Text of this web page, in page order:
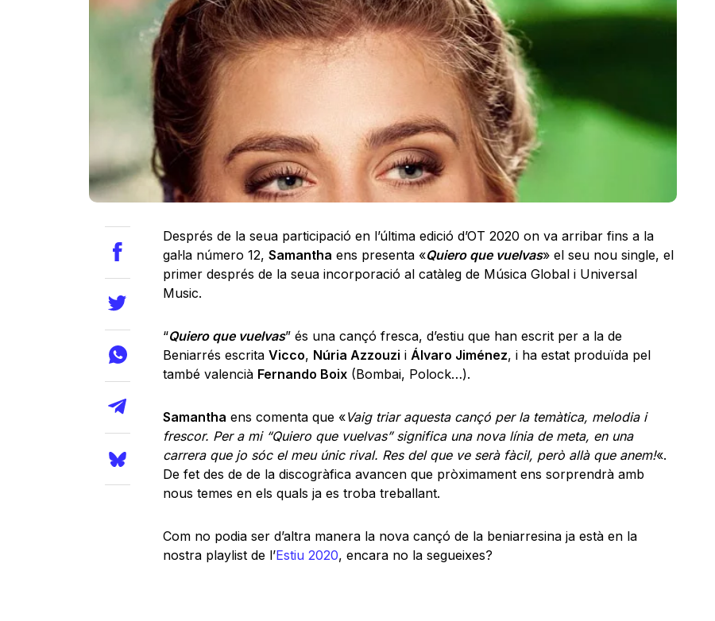
Després de la seua participació en l’última edició d’OT 2020 on va arribar fins a la
gal·la número 12, Samantha ens presenta «Quiero que vuelvas» el seu nou single, el
primer després de la seua incorporació al catàleg de Música Global i Universal
Music.
“Quiero que vuelvas” és una cançó fresca, d’estiu que han escrit per a la de
Beniarrés escrita Vicco, Núria Azzouzi i Álvaro Jiménez, i ha estat produïda pel
també valencià Fernando Boix(Bombai, Polock…).
Samantha ens comenta que «Vaig triar aquesta cançó per la temàtica, melodia i
frescor. Per a mi “Quiero que vuelvas” significa una nova línia de meta, en una
carrera que jo sóc el meu únic rival. Res del que ve serà fàcil, però allà que anem!«.
De fet des de de la discogràfica avancen que pròximament ens sorprendrà amb
nous temes en els quals ja es troba treballant.
Com no podia ser d’altra manera la nova cançó de la beniarresina ja està en la
nostra playlist de l’Estiu 2020, encara no la segueixes?